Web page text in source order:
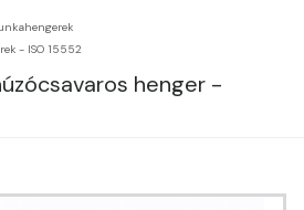
- ISO 15552
henger -